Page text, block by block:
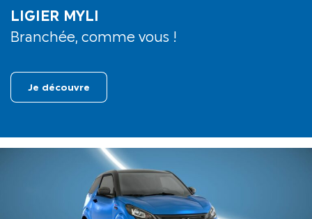
LIGIER MYLI
Branchée, comme vous !
Je découvre